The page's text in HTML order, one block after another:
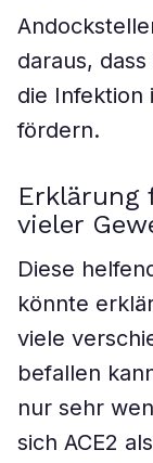
daraus,
die Infektion
fördern.
Erklärung
vieler
Diese
könnte
viele
befallen
nur sehr
sich ACE2